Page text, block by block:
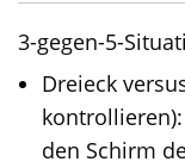
3-gegen-5-
Dreieck
den Schirm